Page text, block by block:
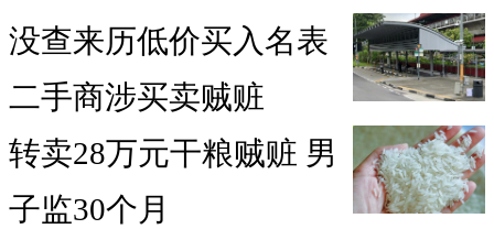
没查来历低价买入名表
二手商涉买卖贼赃
转卖28万元干粮贼赃 男
子监30个月